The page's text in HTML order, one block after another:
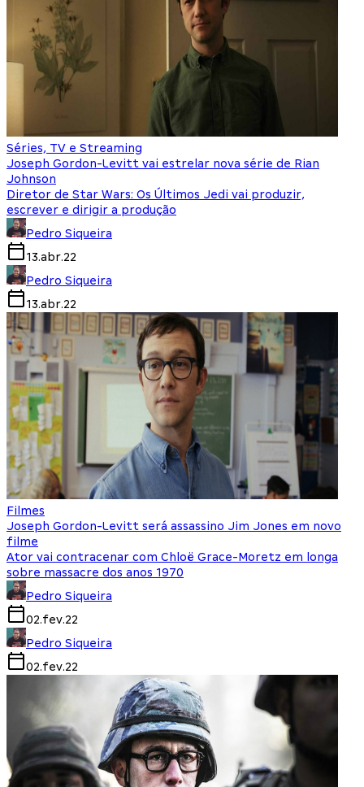
Séries, TV e Streaming
Joseph Gordon-Levitt vai estrelar nova série de Rian
Johnson
Diretor de Star Wars: Os Últimos Jedi vai produzir,
escrever e dirigir a produção
Pedro Siqueira
13.abr.22
Pedro Siqueira
13.abr.22
Filmes
Joseph Gordon-Levitt será assassino Jim Jones em novo
filme
Ator vai contracenar com Chloë Grace-Moretz em longa
sobre massacre dos anos 1970
Pedro Siqueira
02.fev.22
Pedro Siqueira
02.fev.22